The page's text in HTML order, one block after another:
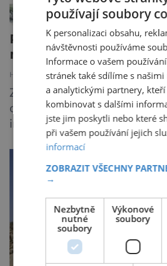
Pozůstatky největšího
nalezli na Novém
HISTORIE PŘÍRODA
Zřejmě největší druh
objevili australští
indicií dosahoval výšky až
asi 7 kilogramů, nelétal a
pojmenování Heracles
jeho života je datována
miliony lety. „Nový Zéland je
svými velkými nelétavými
[…]
používají soubory
K personalizaci obsahu,
návštěvnosti používáme
Informace o vašem
stránek také sdílíme s
a analytickými partnery,
kombinovat s dalšími
jste jim poskytli nebo které
při vašem používání jejich
informací
ZOBRAZIT VŠECHNY
→
Nezbytně
nutné
soubory
Výkonové
soubory